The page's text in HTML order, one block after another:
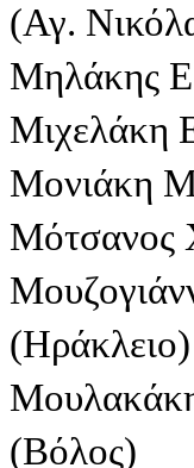
(Αγ.
Μηλάκης
Μιχελάκη
Μονιάκη
Μότσανος
(Ηράκλειο)
(Βόλος)